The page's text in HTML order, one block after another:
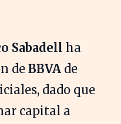
Sabadell ha
de BBVA de
dado que
capital a